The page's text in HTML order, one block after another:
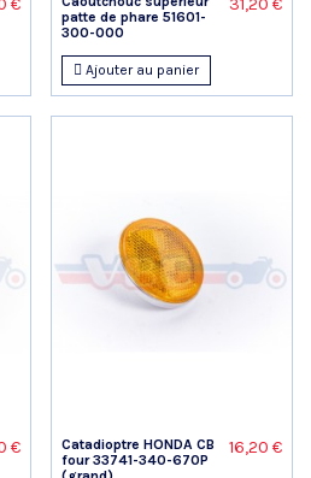
patte de phare 51601-
300-000
Ajouter au panier
€
Catadioptre HONDA CB
four 33741-340-670P
16,20 €